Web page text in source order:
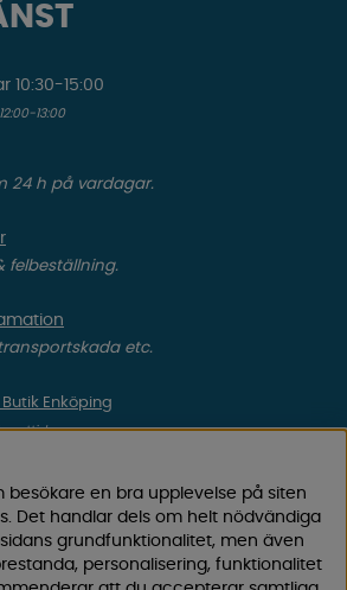
10:30-15:00
13:00
24 h på vardagar.
felbeställning.
etc.
Enköping
största utbud av
besökare en bra upplevelse på siten
Det handlar dels om helt nödvändiga
grundfunktionalitet, men även
personalisering, funktionalitet